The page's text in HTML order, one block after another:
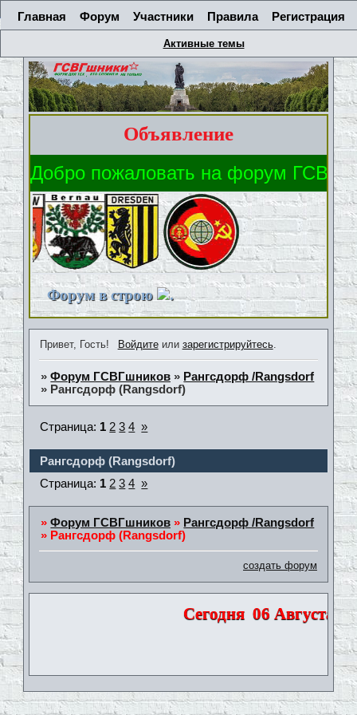
Главная Форум Участники Правила Регистрация
Активные темы
Объявление
Форум в строю .
Привет, Гость! Войдитеили зарегистрируйтесь.
»Форум ГСВГшников » Рангсдорф /Rangsdorf
» Рангсдорф (Rangsdorf)
Рангсдорф (Rangsdorf)
Страница: 1 2 3 4 »
Страница: 1 2 3 4 »
»Форум ГСВГшников » Рангсдорф /Rangsdorf
» Рангсдорф (Rangsdorf)
создать форум
Сегодня 06 Августа